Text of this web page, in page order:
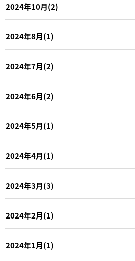
2024年10月(2)
2024年8月(1)
2024年7月(2)
2024年6月(2)
2024年5月(1)
2024年4月(1)
2024年3月(3)
2024年2月(1)
2024年1月(1)